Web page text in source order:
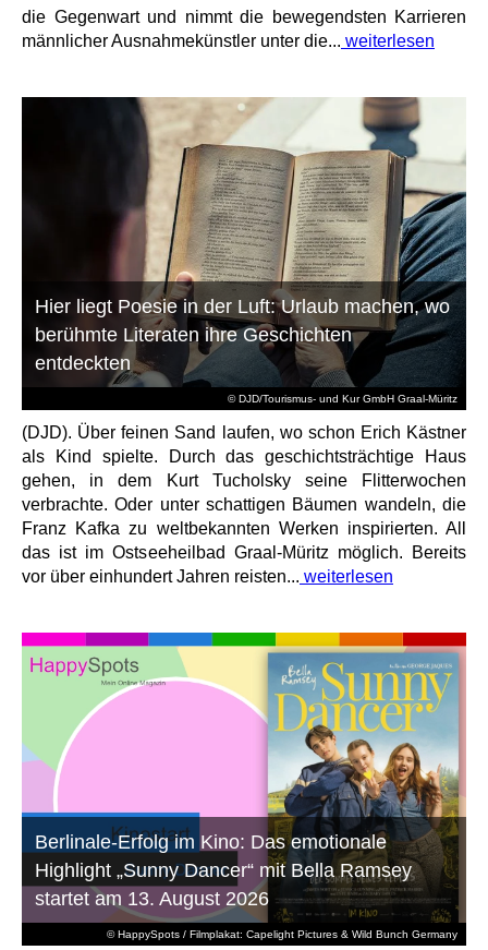
die Gegenwart und nimmt die bewegendsten Karrieren
männlicher Ausnahmekünstler unter die... weiterlesen
© DJD/Tourismus- und Kur GmbH Graal-Müritz
Hier liegt Poesie in der Luft: Urlaub machen, wo
berühmte Literaten ihre Geschichten
entdeckten
(DJD). Über feinen Sand laufen, wo schon Erich Kästner
als Kind spielte. Durch das geschichtsträchtige Haus
gehen, in dem Kurt Tucholsky seine Flitterwochen
verbrachte. Oder unter schattigen Bäumen wandeln, die
Franz Kafka zu weltbekannten Werken inspirierten. All
das ist im Ostseeheilbad Graal-Müritz möglich. Bereits
vor über einhundert Jahren reisten... weiterlesen
© HappySpots / Filmplakat: Capelight Pictures & Wild Bunch Germany
Berlinale-Erfolg im Kino: Das emotionale
Highlight „Sunny Dancer“ mit Bella Ramsey
startet am 13. August 2026